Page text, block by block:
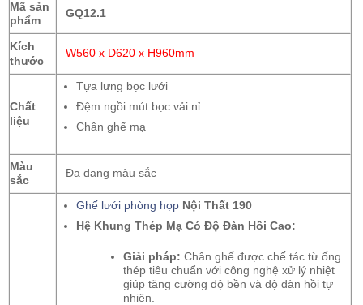
Mã sản
phẩm
GQ12.1
Kích
thước
W560 x D620 x H960mm
Chất
liệu
Tựa lưng bọc lưới
Đệm ngồi mút bọc vải nỉ
Chân ghế mạ
Màu
sắc
Đa dạng màu sắc
Ghế lưới phòng họp Nội Thất 190
Hệ Khung Thép Mạ Có Độ Đàn Hồi Cao:
Giải pháp: Chân ghế được chế tác từ ống
thép tiêu chuẩn với công nghệ xử lý nhiệt
giúp tăng cường độ bền và độ đàn hồi tự
nhiên.